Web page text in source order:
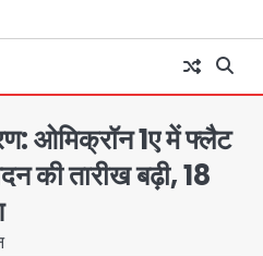
ओमिक्रॉन 1ए में फ्लैट
की तारीख बढ़ी, 18